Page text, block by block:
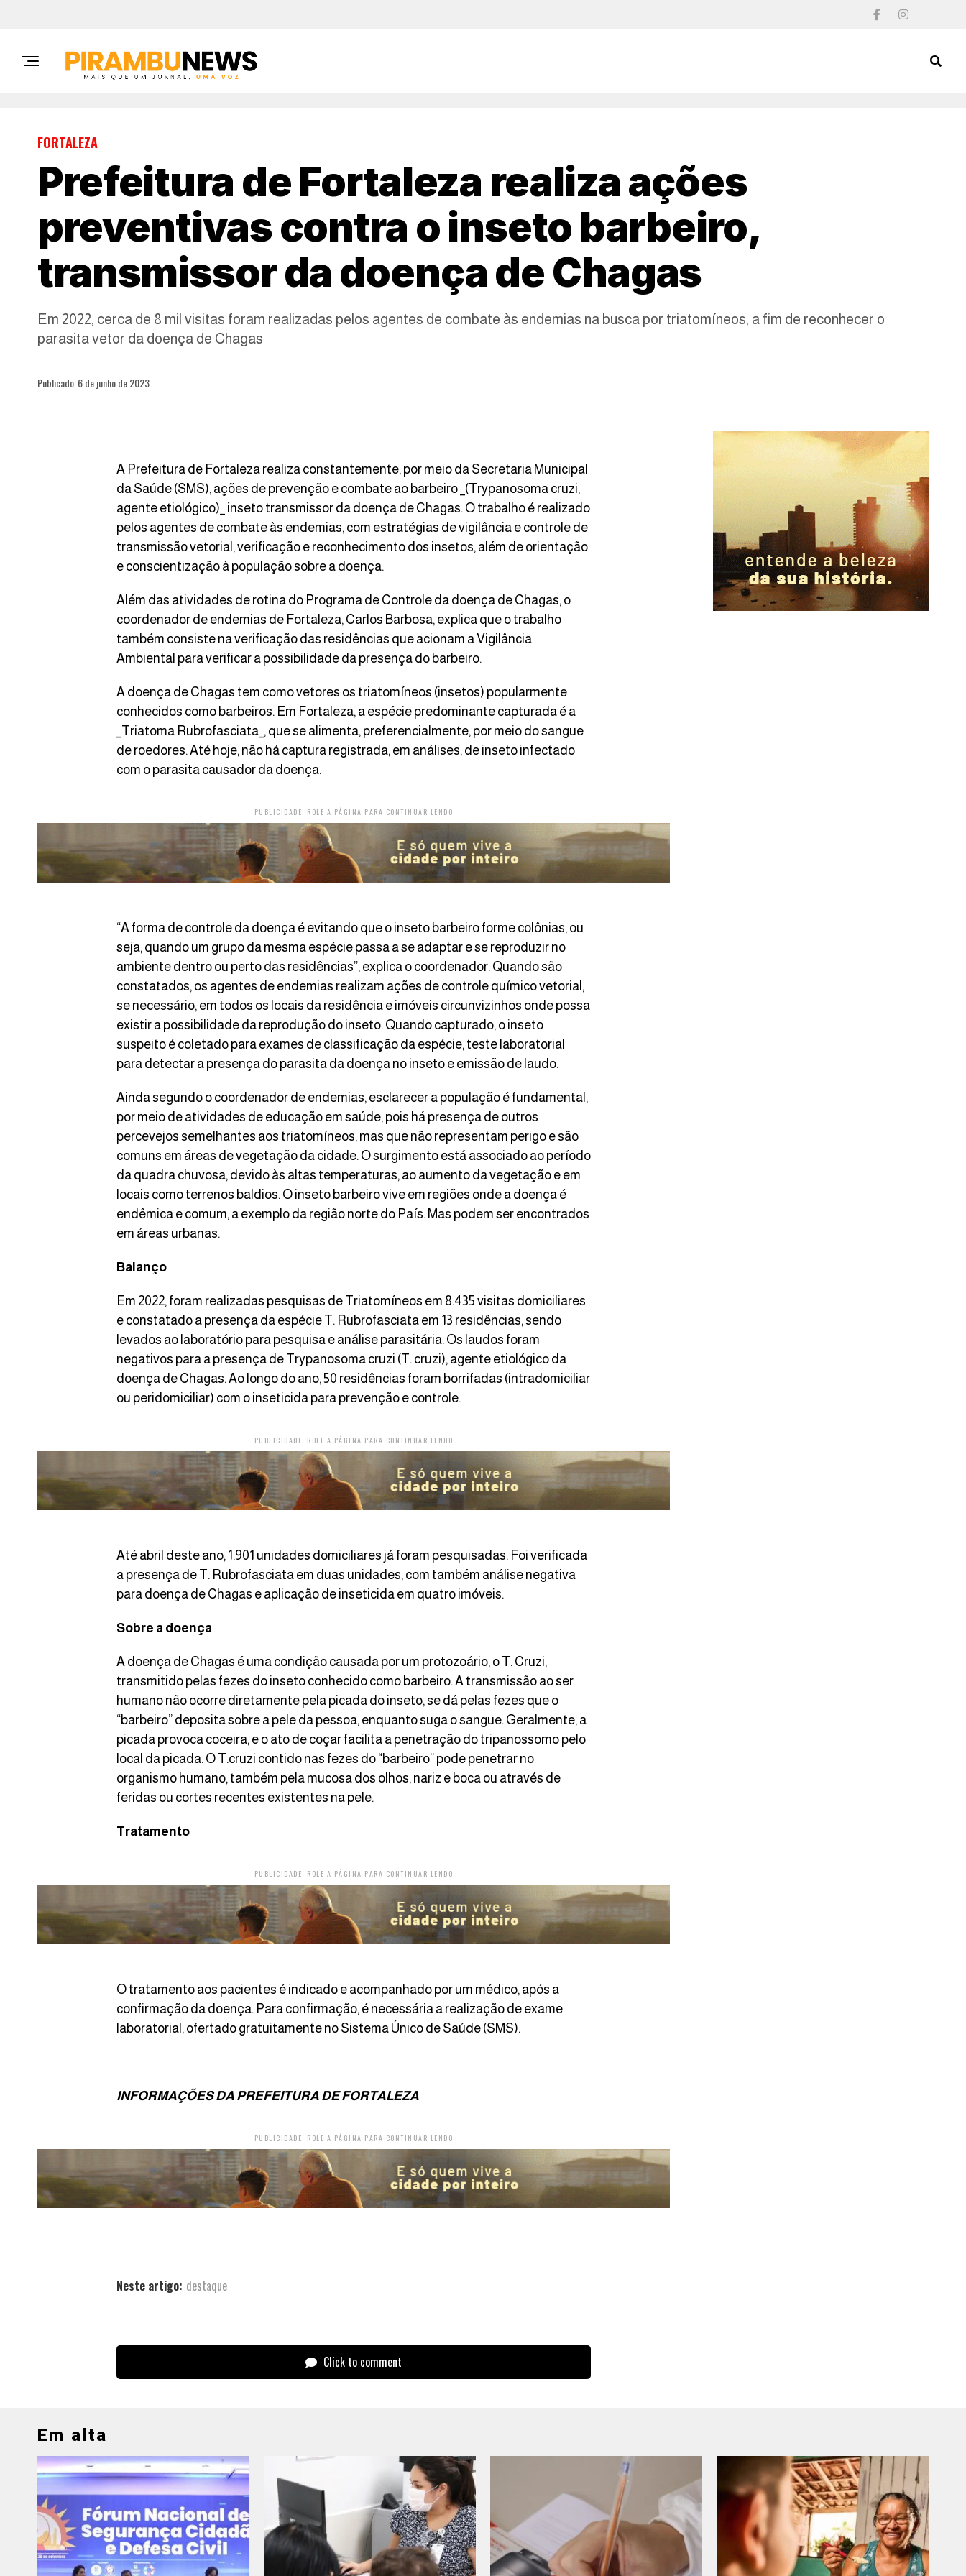
FORTALEZA
Prefeitura de Fortaleza realiza ações
preventivas contra o inseto barbeiro,
transmissor da doença de Chagas
Em 2022, cerca de 8 mil visitas foram realizadas pelos agentes de combate às endemias na busca por triatomíneos, a fim de reconhecer o
parasita vetor da doença de Chagas
Publicado 6 de junho de 2023
A Prefeitura de Fortaleza realiza constantemente, por meio da Secretaria Municipal
da Saúde (SMS), ações de prevenção e combate ao barbeiro _(Trypanosoma cruzi,
agente etiológico)_ inseto transmissor da doença de Chagas. O trabalho é realizado
pelos agentes de combate às endemias, com estratégias de vigilância e controle de
transmissão vetorial, verificação e reconhecimento dos insetos, além de orientação
e conscientização à população sobre a doença.
Além das atividades de rotina do Programa de Controle da doença de Chagas, o
coordenador de endemias de Fortaleza, Carlos Barbosa, explica que o trabalho
também consiste na verificação das residências que acionam a Vigilância
Ambiental para verificar a possibilidade da presença do barbeiro.
A doença de Chagas tem como vetores os triatomíneos (insetos) popularmente
conhecidos como barbeiros. Em Fortaleza, a espécie predominante capturada é a
_Triatoma Rubrofasciata_, que se alimenta, preferencialmente, por meio do sangue
de roedores. Até hoje, não há captura registrada, em análises, de inseto infectado
com o parasita causador da doença.
PUBLICIDADE. ROLE A PÁGINA PARA CONTINUAR LENDO
“A forma de controle da doença é evitando que o inseto barbeiro forme colônias, ou
seja, quando um grupo da mesma espécie passa a se adaptar e se reproduzir no
ambiente dentro ou perto das residências”, explica o coordenador. Quando são
constatados, os agentes de endemias realizam ações de controle químico vetorial,
se necessário, em todos os locais da residência e imóveis circunvizinhos onde possa
existir a possibilidade da reprodução do inseto. Quando capturado, o inseto
suspeito é coletado para exames de classificação da espécie, teste laboratorial
para detectar a presença do parasita da doença no inseto e emissão de laudo.
Ainda segundo o coordenador de endemias, esclarecer a população é fundamental,
por meio de atividades de educação em saúde, pois há presença de outros
percevejos semelhantes aos triatomíneos, mas que não representam perigo e são
comuns em áreas de vegetação da cidade. O surgimento está associado ao período
da quadra chuvosa, devido às altas temperaturas, ao aumento da vegetação e em
locais como terrenos baldios. O inseto barbeiro vive em regiões onde a doença é
endêmica e comum, a exemplo da região norte do País. Mas podem ser encontrados
em áreas urbanas.
Balanço
Em 2022, foram realizadas pesquisas de Triatomíneos em 8.435 visitas domiciliares
e constatado a presença da espécie T. Rubrofasciata em 13 residências, sendo
levados ao laboratório para pesquisa e análise parasitária. Os laudos foram
negativos para a presença de Trypanosoma cruzi (T. cruzi), agente etiológico da
doença de Chagas. Ao longo do ano, 50 residências foram borrifadas (intradomiciliar
ou peridomiciliar) com o inseticida para prevenção e controle.
PUBLICIDADE. ROLE A PÁGINA PARA CONTINUAR LENDO
Até abril deste ano, 1.901 unidades domiciliares já foram pesquisadas. Foi verificada
a presença de T. Rubrofasciata em duas unidades, com também análise negativa
para doença de Chagas e aplicação de inseticida em quatro imóveis.
Sobre a doença
A doença de Chagas é uma condição causada por um protozoário, o T. Cruzi,
transmitido pelas fezes do inseto conhecido como barbeiro. A transmissão ao ser
humano não ocorre diretamente pela picada do inseto, se dá pelas fezes que o
“barbeiro” deposita sobre a pele da pessoa, enquanto suga o sangue. Geralmente, a
picada provoca coceira, e o ato de coçar facilita a penetração do tripanossomo pelo
local da picada. O T.cruzi contido nas fezes do “barbeiro” pode penetrar no
organismo humano, também pela mucosa dos olhos, nariz e boca ou através de
feridas ou cortes recentes existentes na pele.
Tratamento
PUBLICIDADE. ROLE A PÁGINA PARA CONTINUAR LENDO
O tratamento aos pacientes é indicado e acompanhado por um médico, após a
confirmação da doença. Para confirmação, é necessária a realização de exame
laboratorial, ofertado gratuitamente no Sistema Único de Saúde (SMS).
INFORMAÇÕES DA PREFEITURA DE FORTALEZA
PUBLICIDADE. ROLE A PÁGINA PARA CONTINUAR LENDO
Neste artigo: destaque
Click to comment
Em alta